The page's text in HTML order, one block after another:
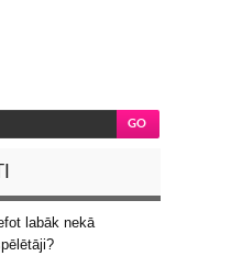
labāk nekā